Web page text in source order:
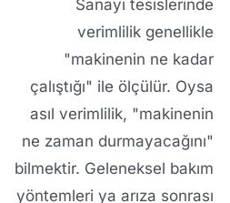
Sanayi tesislerinde
verimlilik genellikle
"makinenin ne kadar
çalıştığı" ile ölçülür. Oysa
asıl verimlilik, "makinenin
ne zaman durmayacağını"
bilmektir. Geleneksel bakım
yöntemleri ya arıza sonrası